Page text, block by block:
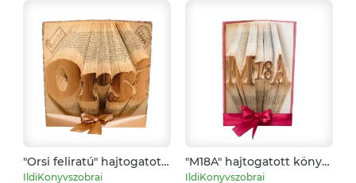
"Orsi feliratú" hajtogatott
könyv, könyvszobor
IldiKonyvszobrai
"M18A" hajtogatott könyv,
könyvszobor esküvőre,
IldiKonyvszobrai